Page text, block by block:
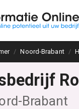
Noord-Brabant
Brabant